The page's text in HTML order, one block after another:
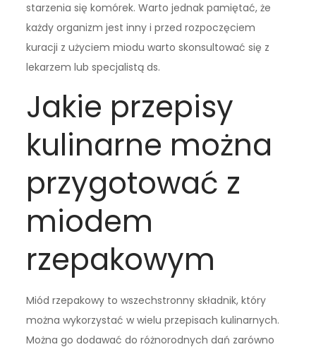
starzenia się komórek. Warto jednak pamiętać, że
każdy organizm jest inny i przed rozpoczęciem
kuracji z użyciem miodu warto skonsultować się z
lekarzem lub specjalistą ds.
Jakie przepisy
kulinarne można
przygotować z
miodem
rzepakowym
Miód rzepakowy to wszechstronny składnik, który
można wykorzystać w wielu przepisach kulinarnych.
Można go dodawać do różnorodnych dań zarówno